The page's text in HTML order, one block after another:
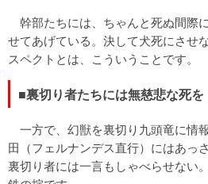
幹部たちには、ちゃんと死ぬ間際
せてあげている。決して犬死にさせ
スペクトとは、こういうことです。
■裏切り者たちには無慈悲な死を
一方で、幻獣を裏切り九頭竜に情
田（フェルナンデス直行）にはあっ
裏切り者には一言もしゃべらせない